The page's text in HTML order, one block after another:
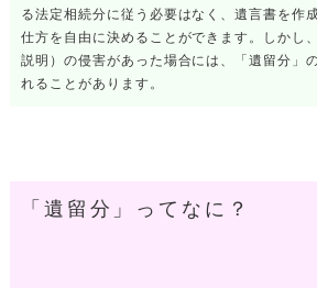
る法定相続分に従う必要はなく、遺言書を作
仕方を自由に決めることができます。しかし
説明）の侵害があった場合には、「遺留分」
れることがあります。
「遺留分」ってなに？